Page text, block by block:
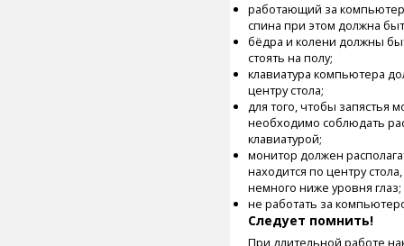
работающий за
спина при этом должна
бёдра и колени должны
стоять на полу;
клавиатура компьютера
центру стола;
для того, чтобы запястья
необходимо соблюдать
клавиатурой;
монитор должен
находится по центру
немного ниже уровня глаз;
не работать за
Следует помнить!
При длительной работе